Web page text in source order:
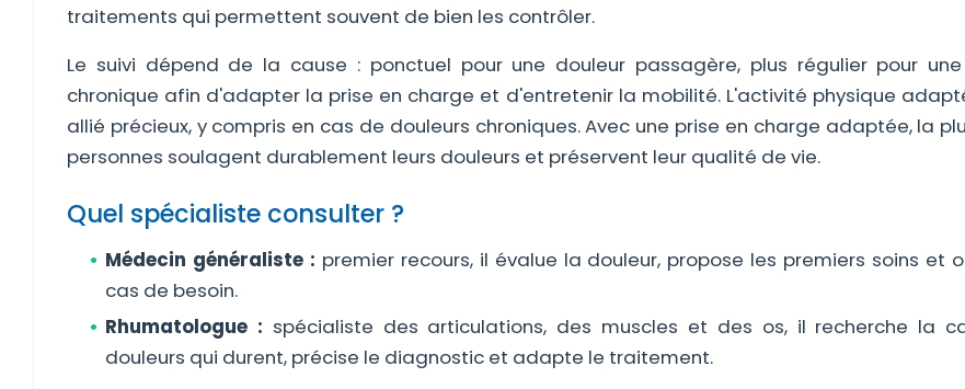
traitements qui permettent souvent de bien les contrôler.
Le suivi dépend de la cause : ponctuel pour une douleur passagère, plus régulier pour
chronique afin d'adapter la prise en charge et d'entretenir la mobilité. L'activité physique
allié précieux, y compris en cas de douleurs chroniques. Avec une prise en charge adaptée, la
personnes soulagent durablement leurs douleurs et préservent leur qualité de vie.
Quel spécialiste consulter ?
Médecin généraliste : premier recours, il évalue la douleur, propose les premiers soins et
cas de besoin.
Rhumatologue : spécialiste des articulations, des muscles et des os, il recherche la
douleurs qui durent, précise le diagnostic et adapte le traitement.